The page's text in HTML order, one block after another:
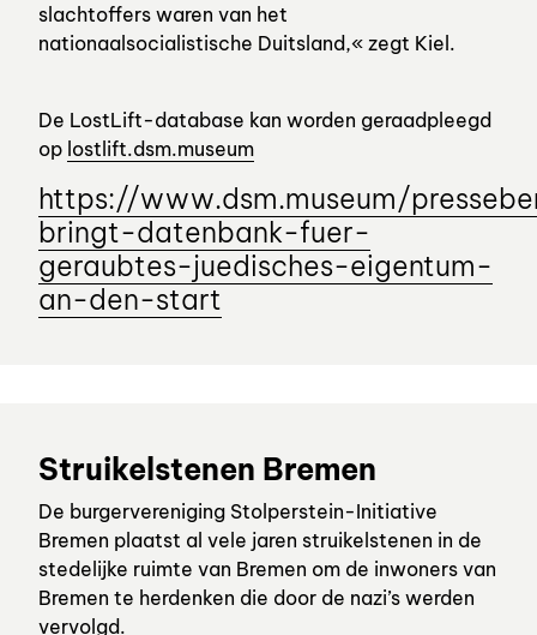
slachtoffers waren van het
nationaalsocialistische Duitsland,« zegt Kiel.
De LostLift-database kan worden geraadpleegd
op lostlift.dsm.museum
https://www.dsm.museum/
bringt-datenbank-fuer-
geraubtes-juedisches-eigentum-
an-den-start
Struikelstenen Bremen
De burgervereniging Stolperstein-Initiative
Bremen plaatst al vele jaren struikelstenen in de
stedelijke ruimte van Bremen om de inwoners van
Bremen te herdenken die door de nazi’s werden
vervolgd.